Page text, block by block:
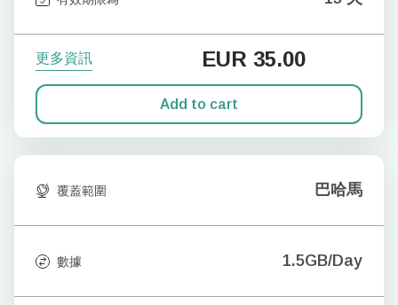
更多資訊 EUR 35.00
Add to cart
覆蓋範圍 巴哈馬
數據 1.5GB/Day